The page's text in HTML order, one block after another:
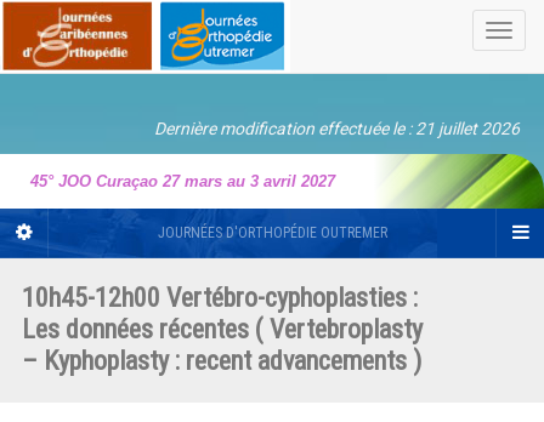
Dernière modification effectuée le : 21 juillet 2026
45° JOO Curaçao 27 mars au 3 avril 2027
JOURNÉES D'ORTHOPÉDIE OUTREMER
10h45-12h00 Vertébro-cyphoplasties :
Les données récentes ( Vertebroplasty
– Kyphoplasty : recent advancements )